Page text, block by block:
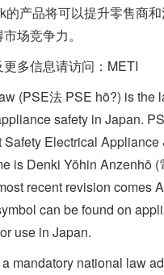
的产品将可以提升零售商
场竞争力。
多信息请访问：METI
(PSE法 PSE hō?) is the
safety in Japan.
Safety Electrical Appliance
is Denki Yōhin Anzenhō (
recent revision comes
can be found on
use in Japan.
mandatory national law